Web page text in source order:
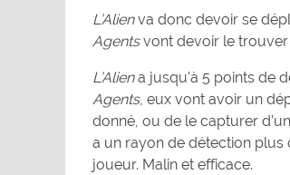
L’Alienva donc devoir se
Agentsvont devoir le trouver
L’Aliena jusqu’à 5 points de
Agents, eux vont avoir un
donné, ou de le capturer
a un rayon de détection plus
joueur. Malin et efficace.